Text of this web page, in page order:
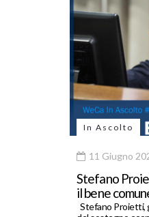
In Ascolto
11 Giugno
Stefano
il bene
Stefano Proietti,